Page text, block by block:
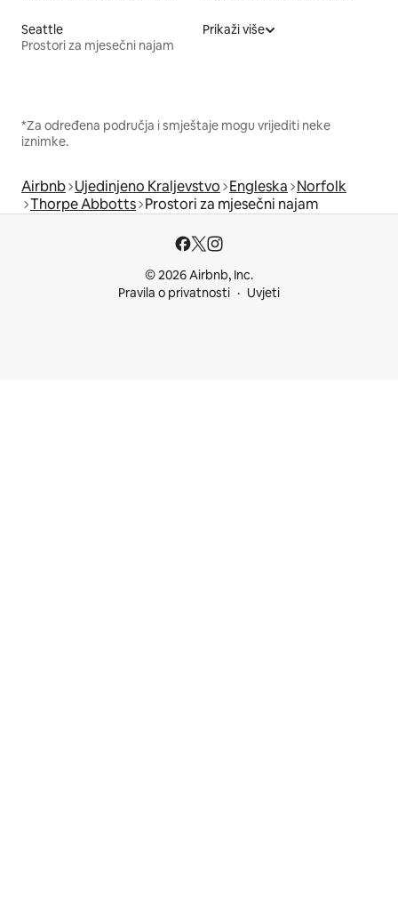
Seattle
Prostori za mjesečni najam
Prikaži više
*Za određena područja i smještaje mogu vrijediti neke
iznimke.
Airbnb Ujedinjeno Kraljevstvo Engleska Norfolk
Thorpe Abbotts Prostori za mjesečni najam
© 2026 Airbnb, Inc.
Pravila o privatnosti
Uvjeti